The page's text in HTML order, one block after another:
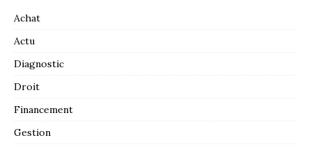
Achat
Actu
Diagnostic
Droit
Financement
Gestion